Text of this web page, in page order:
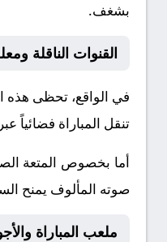
بشغف.
القنوات الناقلة
في الواقع، تحظى هذه
تنقل المباراة فضائياً
أما بخصوص المتعة
صوته المألوف يمنح
ملعب المباراة